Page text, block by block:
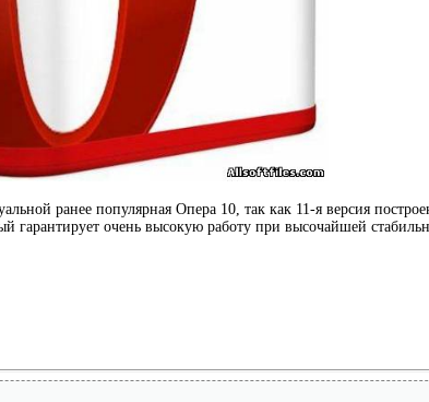
ранее популярная Опера 10, так как 11-я версия
гарантирует очень высокую работу при высочайшей